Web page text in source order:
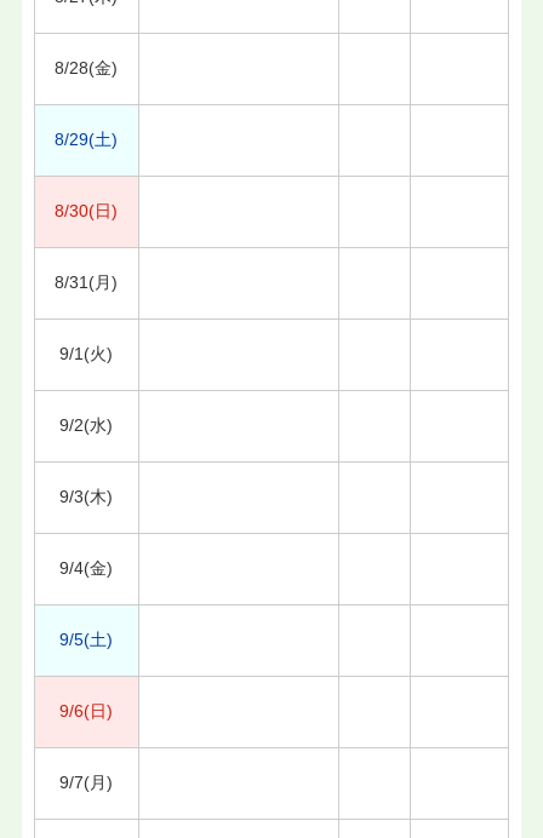
8/28(金)
8/29(土)
8/30(日)
8/31(月)
9/1(火)
9/2(水)
9/3(木)
9/4(金)
9/5(土)
9/6(日)
9/7(月)